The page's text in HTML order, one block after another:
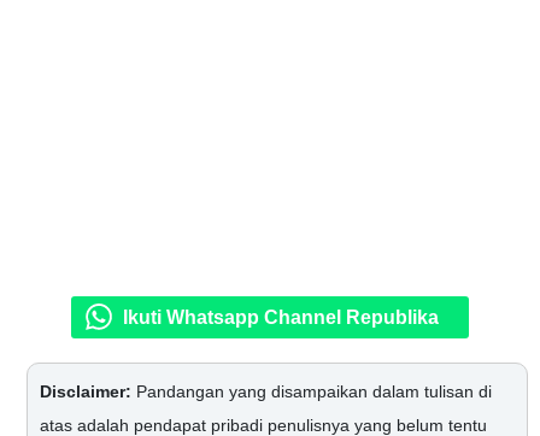
Ikuti Whatsapp Channel Republika
Disclaimer: Pandangan yang disampaikan dalam tulisan di
atas adalah pendapat pribadi penulisnya yang belum tentu